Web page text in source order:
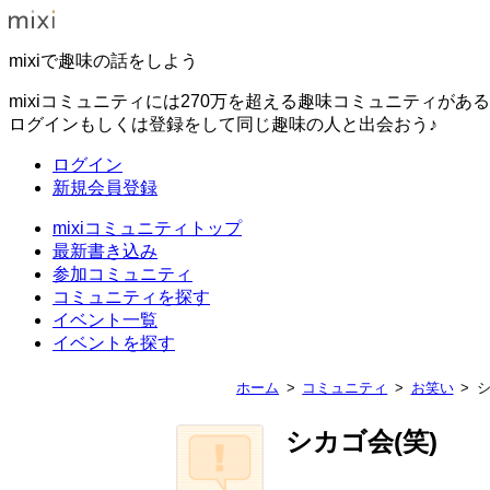
mixiで趣味の話をしよう
mixiコミュニティには270万を超える趣味コミュニティがある
ログインもしくは登録をして同じ趣味の人と出会おう♪
ログイン
新規会員登録
mixiコミュニティトップ
最新書き込み
参加コミュニティ
コミュニティを探す
イベント一覧
イベントを探す
ホーム コミュニティ お笑い
シカゴ会(笑)